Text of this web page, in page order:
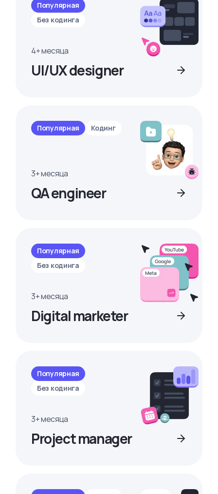
Популярная
Без кодинга
4+ месяца
UI/UX designer
Популярная Кодинг
3+ месяца
QA engineer
Популярная
Без кодинга
3+ месяца
Digital marketer
Популярная
Без кодинга
3+ месяца
Project manager